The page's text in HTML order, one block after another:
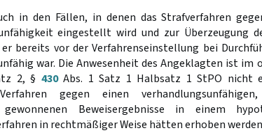
in den Fällen, in denen das Strafverfahren
eingestellt wird und zur Überzeugung
bereits vor der Verfahrenseinstellung bei
war. Die Anwesenheit des Angeklagten ist im
2, § 430Abs. 1 Satz 1 Halbsatz 1 StPO nicht
gegen einen
Beweisergebnisse in einem
in rechtmäßiger Weise hätten erhoben